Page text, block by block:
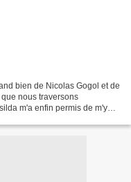
bien de Nicolas Gogol et de
nous traversons
m'a enfin permis de m'y